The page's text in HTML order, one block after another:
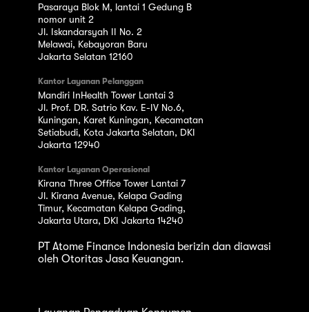
Pasaraya Blok M, lantai 1 Gedung B
nomor unit 2
Jl. Iskandarsyah II No. 2
Melawai, Kebayoran Baru
Jakarta Selatan 12160
Kantor Layanan Pelanggan
Mandiri InHealth Tower Lantai 3
Jl. Prof. DR. Satrio Kav. E-IV No.6,
Kuningan, Karet Kuningan, Kecamatan
Setiabudi, Kota Jakarta Selatan, DKI
Jakarta 12940
Kantor Layanan Operasional
Kirana Three Office Tower Lantai 7
Jl. Kirana Avenue, Kelapa Gading
Timur, Kecamatan Kelapa Gading,
Jakarta Utara, DKI Jakarta 14240
PT Atome Finance Indonesia berizin dan diawasi
oleh Otoritas Jasa Keuangan.